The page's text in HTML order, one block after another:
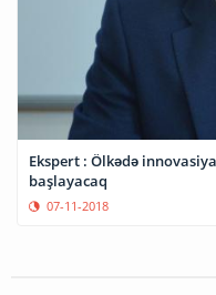
Ekspert : Ölkədə
başlayacaq
07-11-2018